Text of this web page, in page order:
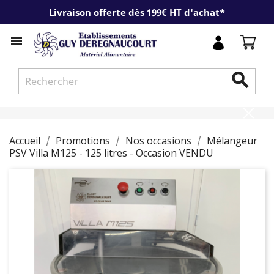
Livraison offerte dès 199€ HT d'achat*


Accueil Promotions Nos occasions
Mélangeur
PSV Villa M125 - 125 litres - Occasion VENDU